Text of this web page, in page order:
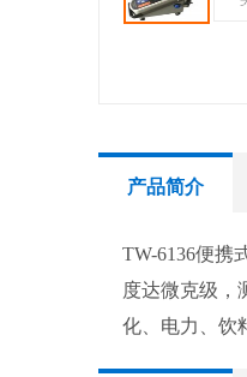
产品简介
TW-6136便携
度达微克级，
化、电力、饮